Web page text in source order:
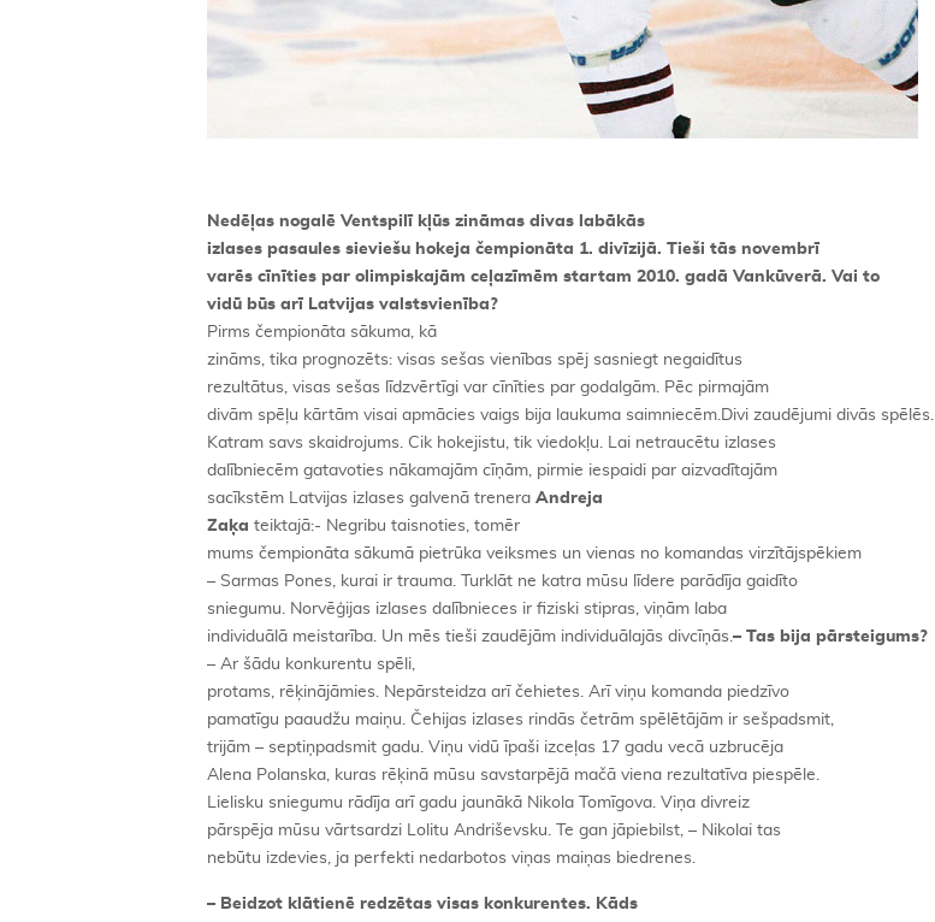
Nedēļas nogalē Ventspilī kļūs zināmas divas labākās
izlases pasaules sieviešu hokeja čempionāta 1. divīzijā. Tieši tās novembrī
varēs cīnīties par olimpiskajām ceļazīmēm startam 2010. gadā Vankūverā. Vai to
vidū būs arī Latvijas valstsvienība?
Pirms čempionāta sākuma, kā
zināms, tika prognozēts: visas sešas vienības spēj sasniegt negaidītus
rezultātus, visas sešas līdzvērtīgi var cīnīties par godalgām. Pēc pirmajām
divām spēļu kārtām visai apmācies vaigs bija laukuma saimniecēm.Divi zaudējumi divās spēlēs.
Katram savs skaidrojums. Cik hokejistu, tik viedokļu. Lai netraucētu izlases
dalībniecēm gatavoties nākamajām cīņām, pirmie iespaidi par aizvadītajām
sacīkstēm Latvijas izlases galvenā trenera Andreja
Zaķa teiktajā:- Negribu taisnoties, tomēr
mums čempionāta sākumā pietrūka veiksmes un vienas no komandas virzītājspēkiem
– Sarmas Pones, kurai ir trauma. Turklāt ne katra mūsu līdere parādīja gaidīto
sniegumu. Norvēģijas izlases dalībnieces ir fiziski stipras, viņām laba
individuālā meistarība. Un mēs tieši zaudējām individuālajās divcīņās.– Tas bija pārsteigums?
– Ar šādu konkurentu spēli,
protams, rēķinājāmies. Nepārsteidza arī čehietes. Arī viņu komanda piedzīvo
pamatīgu paaudžu maiņu. Čehijas izlases rindās četrām spēlētājām ir sešpadsmit,
trijām – septiņpadsmit gadu. Viņu vidū īpaši izceļas 17 gadu vecā uzbrucēja
Alena Polanska, kuras rēķinā mūsu savstarpējā mačā viena rezultatīva piespēle.
Lielisku sniegumu rādīja arī gadu jaunākā Nikola Tomīgova. Viņa divreiz
pārspēja mūsu vārtsardzi Lolitu Andriševsku. Te gan jāpiebilst, – Nikolai tas
nebūtu izdevies, ja perfekti nedarbotos viņas maiņas biedrenes.
– Beidzot klātienē redzētas visas konkurentes. Kāds